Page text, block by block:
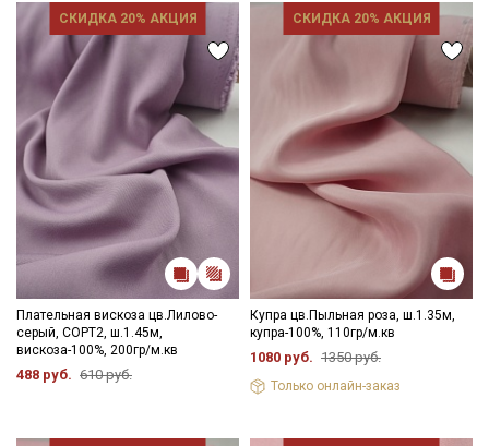
СКИДКА 20% АКЦИЯ
Плательная вискоза цв.Лилово-
серый, СОРТ2, ш.1.45м,
вискоза-100%, 200гр/м.кв
488 руб. 610 руб.
СКИДКА 20% АКЦИЯ
Купра цв.Пыльная роза, ш.1.35м,
купра-100%, 110гр/м.кв
1080 руб. 1350 руб.
Только онлайн-заказ